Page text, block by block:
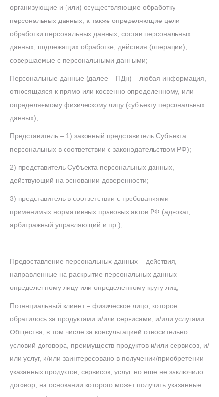
организующие и (или) осуществляющие обработку
персональных данных, а также определяющие цели
обработки персональных данных, состав персональных
данных, подлежащих обработке, действия (операции),
совершаемые с персональными данными;
Персональные данные (далее – ПДн) – любая информация,
относящаяся к прямо или косвенно определенному, или
определяемому физическому лицу (субъекту персональных
данных);
Представитель – 1) законный представитель Субъекта
персональных в соответствии с законодательством РФ);
2) представитель Субъекта персональных данных,
действующий на основании доверенности;
3) представитель в соответствии с требованиями
применимых нормативных правовых актов РФ (адвокат,
арбитражный управляющий и пр.);
Предоставление персональных данных – действия,
направленные на раскрытие персональных данных
определенному лицу или определенному кругу лиц;
Потенциальный клиент – физическое лицо, которое
обратилось за продуктами и/или сервисами, и/или услугами
Общества, в том числе за консультацией относительно
условий договора, преимуществ продуктов и/или сервисов, и/
или услуг, и/или заинтересовано в получении/приобретении
указанных продуктов, сервисов, услуг, но еще не заключило
договор, на основании которого может получить указанные